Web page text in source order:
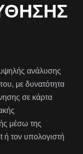
ανάλυσης
με δυνατότητα
σε κάρτα
μέσω της
ή τον υπολογιστή